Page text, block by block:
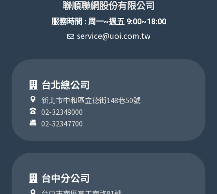
聯順聯網股份有限公司
服務時間 : 周一~週五 9:00~18:00
service@uoi.com.tw
台北總公司
新北市中和區立德街148巷50號
02-32349000
02-32347700
台中分公司